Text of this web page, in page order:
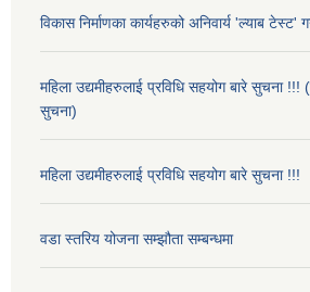
विकास निर्माणका कार्यहरुको अनिवार्य 'ल्याब टेस्ट'
महिला उद्यमीहरुलाई प्रविधि सहयोग बारे सुचना !!!
सुचना)
महिला उद्यमीहरुलाई प्रविधि सहयोग बारे सुचना !!!
वडा स्तरिय योजना सम्झौता सम्बन्धमा